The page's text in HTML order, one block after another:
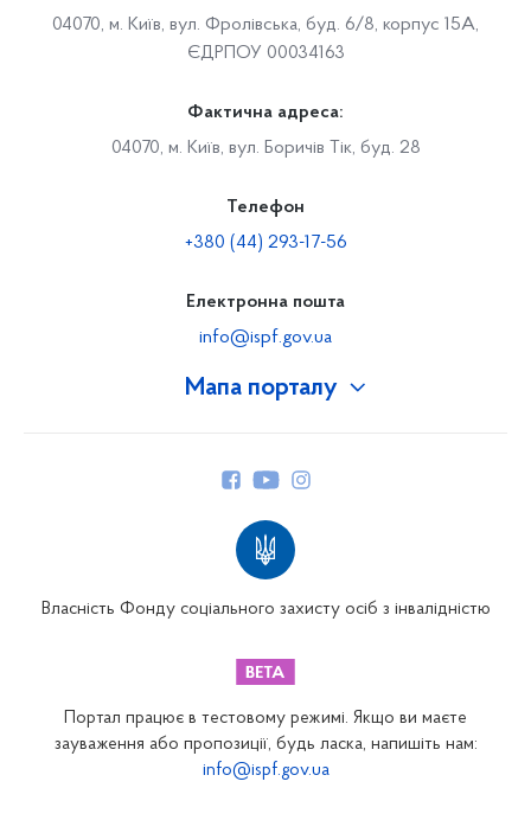
Мапа порталу
Закарпатське відділення
Запорізьке відділення
04070, м. Київ, вул. Фролівська, буд. 6/8, корпус 15А,
ЄДРПОУ 00034163
Фактична адреса:
04070, м. Київ, вул. Боричів Тік, буд. 28
Телефон
+380 (44) 293-17-56
Електронна пошта
info@ispf.gov.ua
Власність Фонду соціального захисту осіб з інвалідністю
Портал працює в тестовому режимі. Якщо ви маєте
зауваження або пропозиції, будь ласка, напишіть нам:
info@ispf.gov.ua